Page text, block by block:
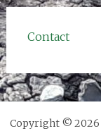
navigatie
Contact
Copyright © 2026